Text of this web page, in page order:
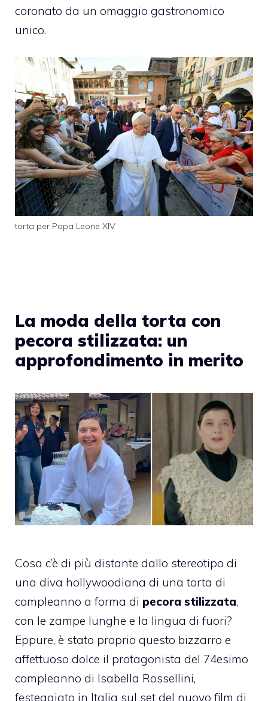
coronato da un omaggio gastronomico
unico.
torta per Papa Leone XIV
La moda della torta con
pecora stilizzata: un
approfondimento in merito
Cosa c’è di più distante dallo stereotipo di
una diva hollywoodiana di una torta di
compleanno a forma di pecora stilizzata,
con le zampe lunghe e la lingua di fuori?
Eppure, è stato proprio questo bizzarro e
affettuoso dolce il protagonista del 74esimo
compleanno di Isabella Rossellini,
festeggiato in Italia sul set del nuovo film di